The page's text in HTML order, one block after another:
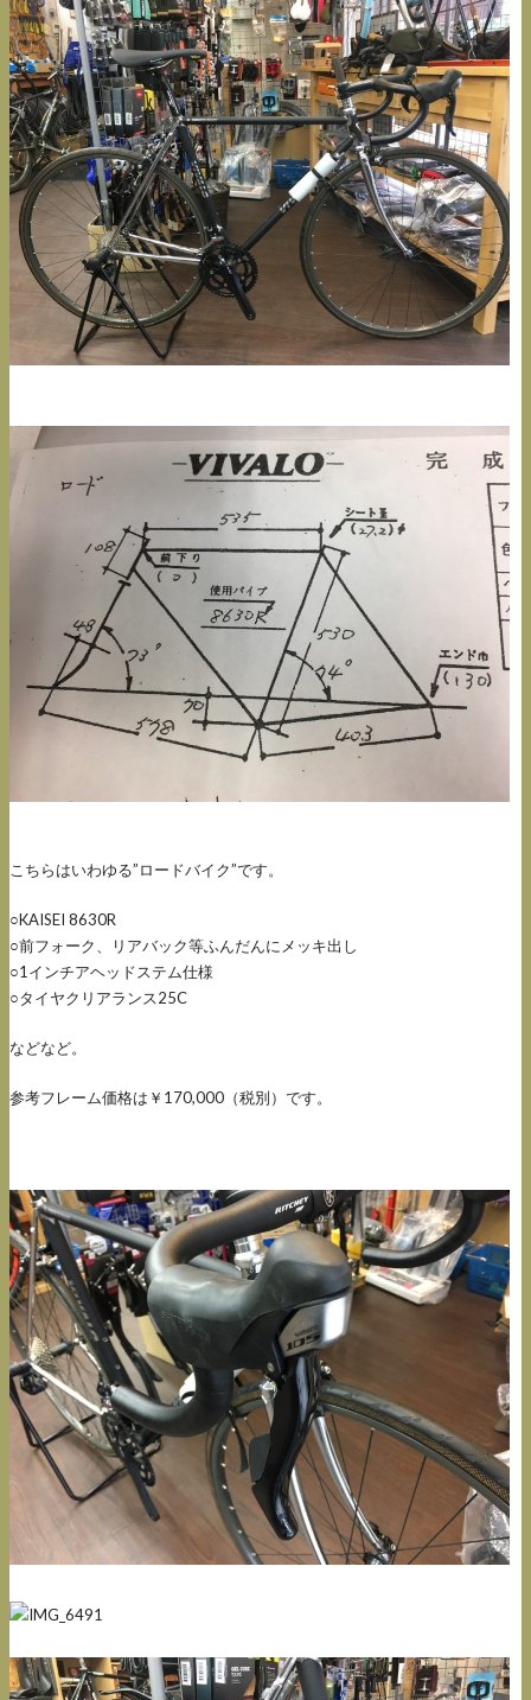
こちらはいわゆる”ロードバイク”です。
○KAISEI 8630R
○前フォーク、リアバック等ふんだんにメッキ出し
○1インチアヘッドステム仕様
○タイヤクリアランス25C
などなど。
参考フレーム価格は￥170,000（税別）です。